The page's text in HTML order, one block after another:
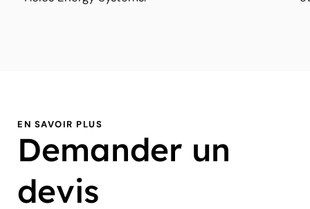
EN SAVOIR PLUS
Demander un
devis